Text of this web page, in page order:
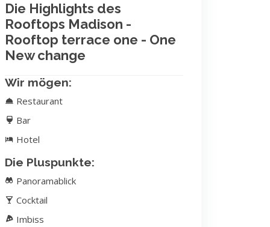
Die Highlights des
Rooftops Madison -
Rooftop terrace one - One
New change
Wir mögen:
Restaurant
Bar
Hotel
Die Pluspunkte:
Panoramablick
Cocktail
Imbiss